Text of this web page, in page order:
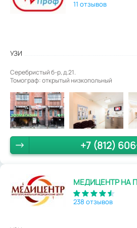
11 отзывов
УЗИ
Серебристый б-р, д.21.
Томограф: открытый низкопольный
+7 (812)
МЕДИЦЕНТР НА
238 отзывов